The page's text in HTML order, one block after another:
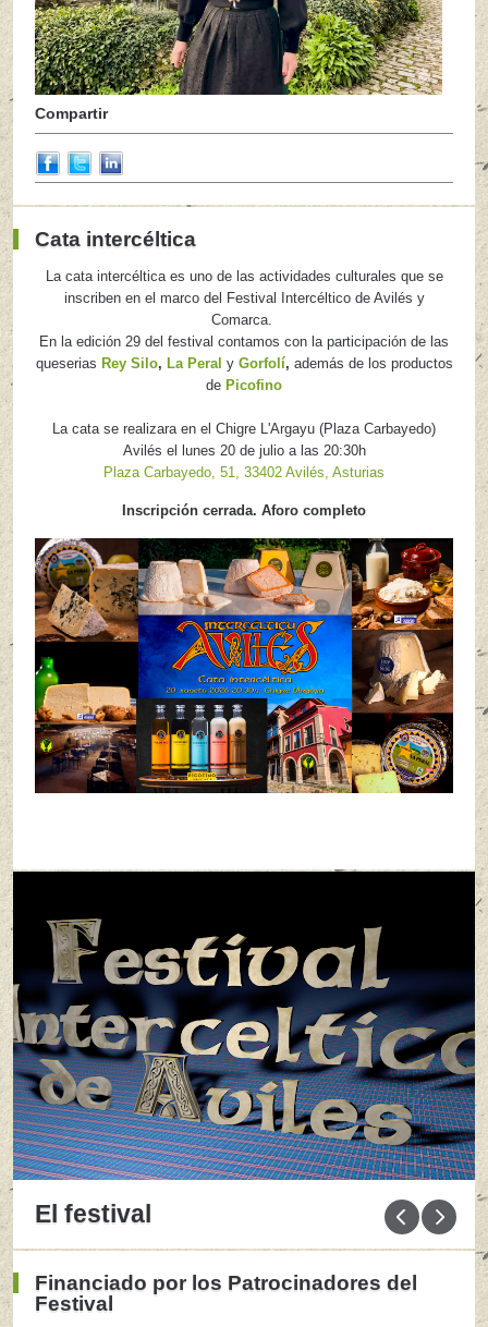
Compartir
Cata intercéltica
La cata intercéltica es uno de las actividades culturales que se
inscriben en el marco del Festival Intercéltico de Avilés y
Comarca.
En la edición 29 del festival contamos con la participación de las
queserias Rey Silo, La Peral y Gorfolí, además de los productos
de Picofino
La cata se realizara en el Chigre L'Argayu (Plaza Carbayedo)
Avilés el lunes 20 de julio a las 20:30h
Plaza Carbayedo, 51, 33402 Avilés, Asturias
Inscripción cerrada. Aforo completo
El festival
Financiado por los Patrocinadores del
Festival